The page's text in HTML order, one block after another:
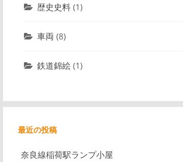
歴史史料 (1)
車両 (8)
鉄道錦絵 (1)
最近の投稿
奈良線稲荷駅ランプ小屋